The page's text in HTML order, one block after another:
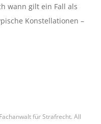
wann gilt ein Fall als
Konstellationen –
für Strafrecht. All